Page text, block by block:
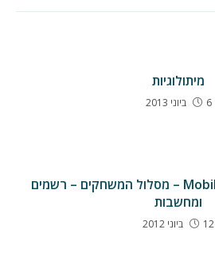
מיתולוגיות
6 ביוני 2013
[:he]כנס Mobile Summit – מסלול המשחקים – רשמים
ומחשבות
12 ביוני 2012